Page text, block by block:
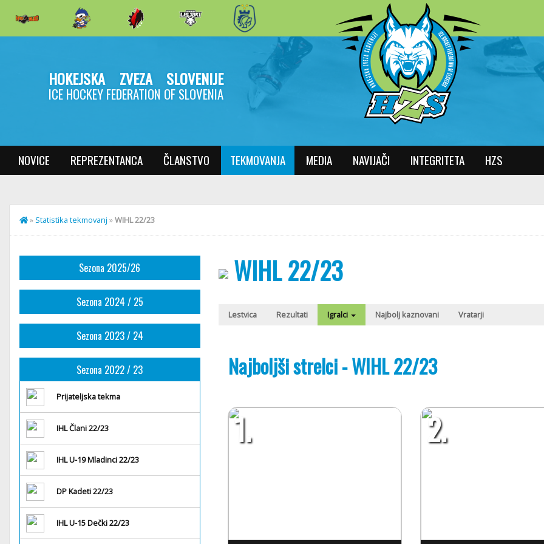
HOKEJSKA ZVEZA SLOVENIJE
ICE HOCKEY FEDERATION OF SLOVENIA
NOVICE REPREZENTANCA ČLANSTVO TEKMOVANJA MEDIA NAVIJAČI INTEGRITETA HZS
» Statistika tekmovanj »WIHL 22/23
Sezona 2025/26
Sezona 2024 / 25
Sezona 2023 / 24
Sezona 2022 / 23
Prijateljska tekma
IHL Člani 22/23
IHL U-19 Mladinci 22/23
DP Kadeti 22/23
IHL U-15 Dečki 22/23
WIHL 22/23
Lestvica Rezultati Igralci Najbolj kaznovani Vratarji
Najboljši strelci - WIHL 22/23
1. 2.